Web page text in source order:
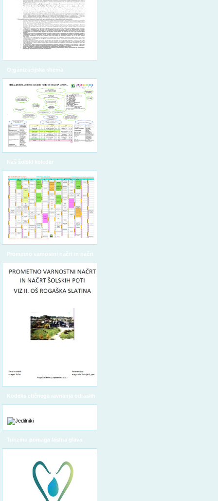
Organizacijska shema
Naš šolski koledar
Prometno varnostni načrt in načrt
šolskih poti
Kodeks etičnega ravnanja odraslih
Turizmu pomaga lastna glava